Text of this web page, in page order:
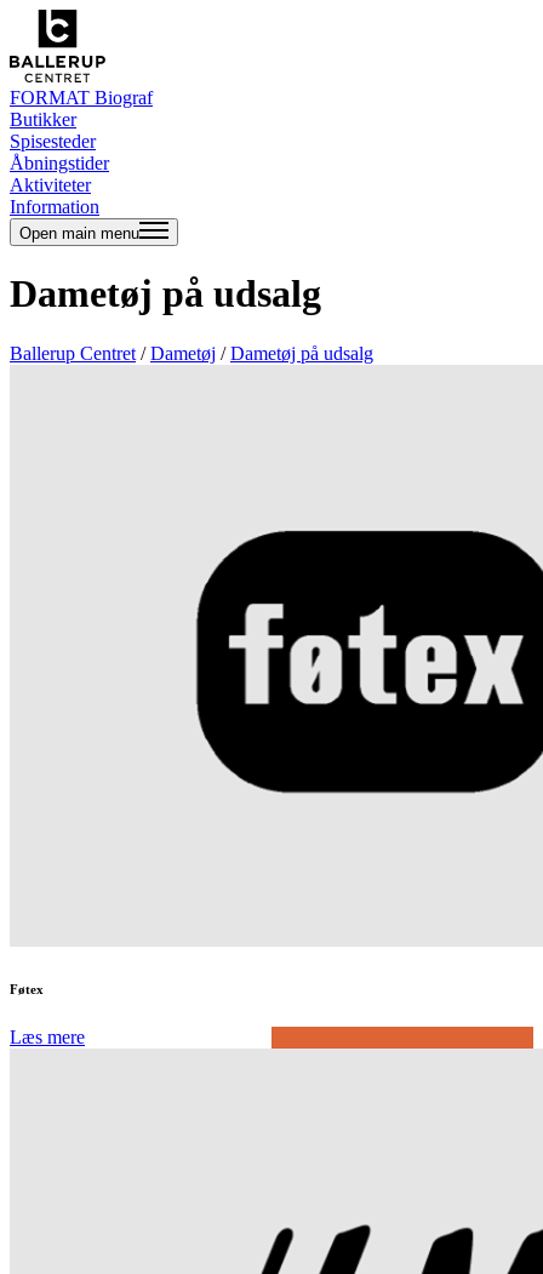
FORMAT Biograf
Butikker
Spisesteder
Åbningstider
Aktiviteter
Information
Open main menu
Dametøj på udsalg
Ballerup Centret /Dametøj /Dametøj på udsalg
Føtex
Læs mere